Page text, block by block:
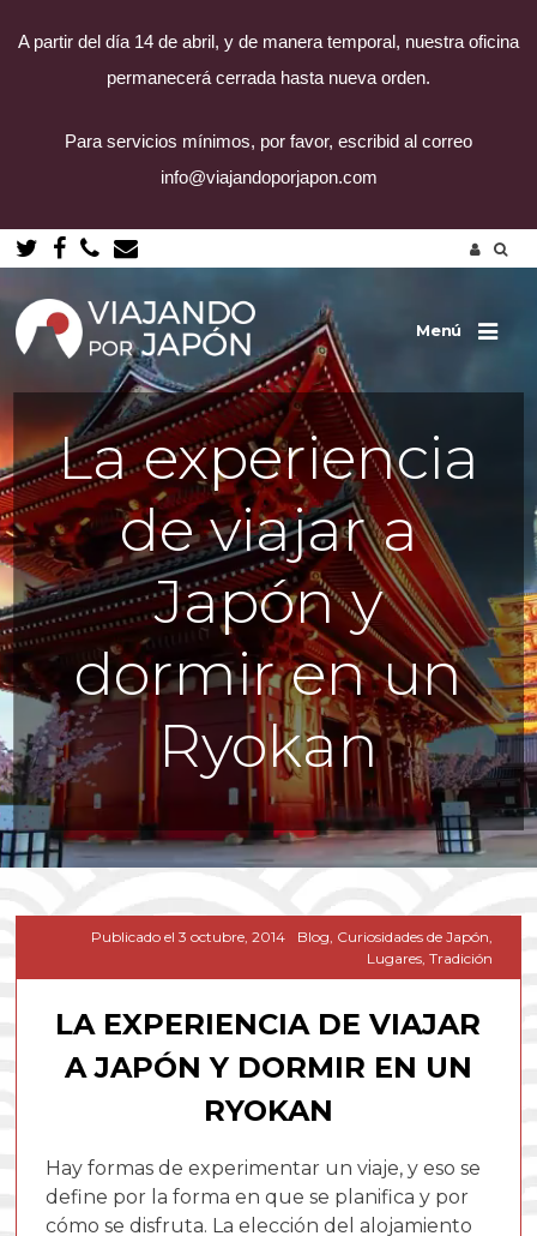
A partir del día 14 de abril, y de manera temporal, nuestra oficina
permanecerá cerrada hasta nueva orden.
Para servicios mínimos, por favor, escribid al correo
info@viajandoporjapon.com
Saltar
al
contenido
Menú
La experiencia
de viajar a
Japón y
dormir en un
Ryokan
Publicado el 3 octubre, 2014 Blog, Curiosidades de Japón,
Lugares, Tradición
LA EXPERIENCIA DE VIAJAR
A JAPÓN Y DORMIR EN UN
RYOKAN
Hay formas de experimentar un viaje, y eso se
define por la forma en que se planifica y por
cómo se disfruta. La elección del alojamiento